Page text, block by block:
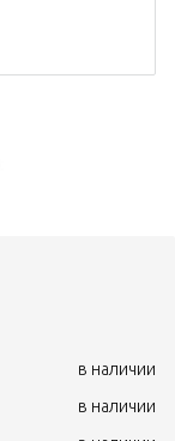
в наличии
в наличии